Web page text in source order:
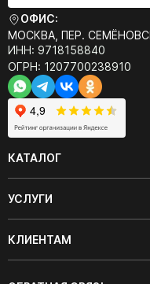
ОФИС:
МОСКВА, ПЕР.
ИНН: 9718158840
ОГРН: 1207700238910
КАТАЛОГ
УСЛУГИ
КЛИЕНТАМ